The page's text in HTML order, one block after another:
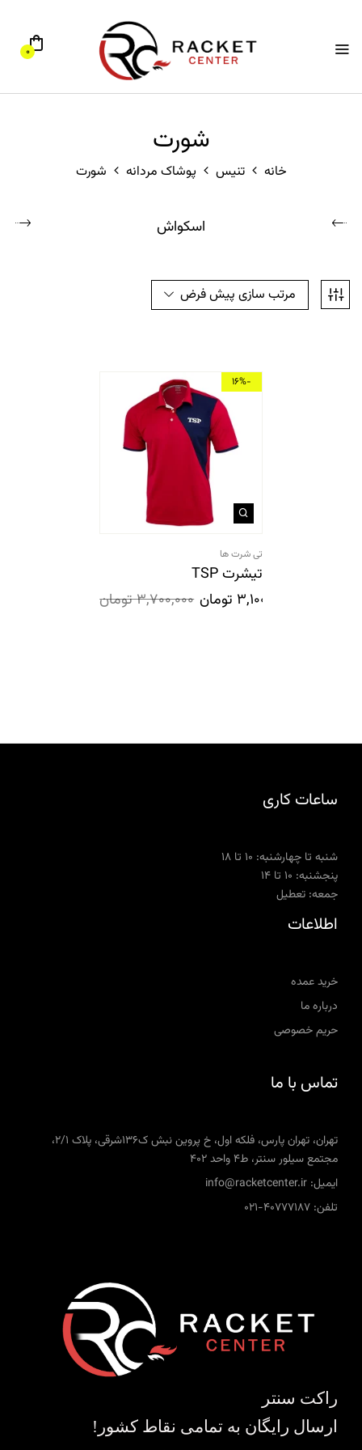
0
شورت
خانه تنیس پوشاک مردانه شورت
اسکواش
مرتب سازی پیش فرض
-16%
تی شرت ها
تیشرت TSP
3,700,000تومان 3,100,000 تومان
ساعات کاری
شنبه تا چهارشنبه: ۱۰ تا ۱۸
پنجشنبه: ۱۰ تا ۱۴
جمعه: تعطیل
اطلاعات
خرید عمده
درباره ما
حریم خصوصی
تماس با ما
تهران، تهران پارس، فلکه اول، خ پروین نبش ک136شرقی، پلاک 2/1،
مجتمع سیلور سنتر، ط4 واحد 402
ایمیل: info@racketcenter.ir
تلفن: 40777187-021
راکت سنتر
ارسال رایگان به تمامی نقاط کشور!